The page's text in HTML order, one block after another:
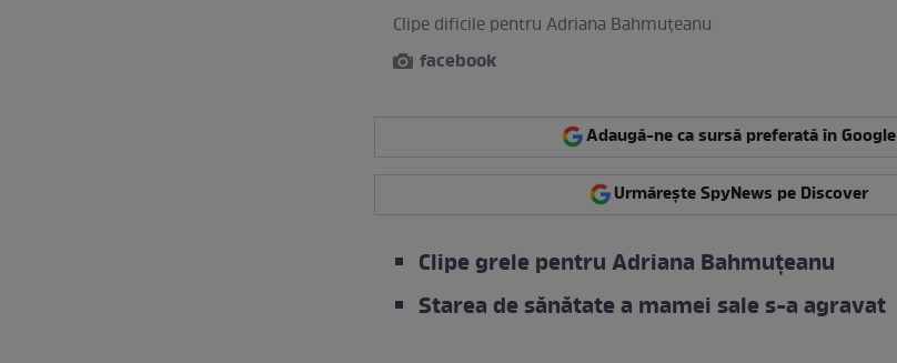
Clipe dificile pentru Adriana Bahmuțeanu
facebook
Adaugă-ne ca sursă preferată în Google
Urmărește SpyNews pe Discover
Clipe grele pentru Adriana Bahmuțeanu
Starea de sănătate a mamei sale s-a agravat